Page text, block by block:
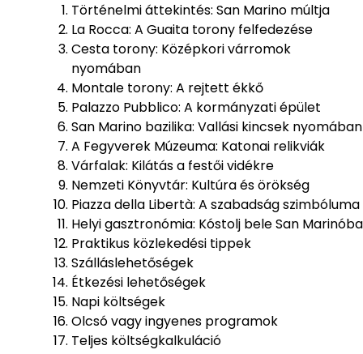
Történelmi áttekintés: San Marino múltja
La Rocca: A Guaita torony felfedezése
Cesta torony: Középkori várromok
nyomában
Montale torony: A rejtett ékkő
Palazzo Pubblico: A kormányzati épület
San Marino bazilika: Vallási kincsek nyomában
A Fegyverek Múzeuma: Katonai relikviák
Várfalak: Kilátás a festői vidékre
Nemzeti Könyvtár: Kultúra és örökség
Piazza della Libertà: A szabadság szimbóluma
Helyi gasztronómia: Kóstolj bele San Marinóba
Praktikus közlekedési tippek
Szálláslehetőségek
Étkezési lehetőségek
Napi költségek
Olcsó vagy ingyenes programok
Teljes költségkalkuláció